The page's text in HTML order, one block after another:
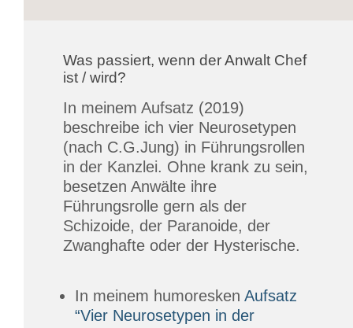
Was passiert, wenn der Anwalt Chef
ist / wird?
In meinem Aufsatz (2019)
beschreibe ich vier Neurosetypen
(nach C.G.Jung) in Führungsrollen
in der Kanzlei. Ohne krank zu sein,
besetzen Anwälte ihre
Führungsrolle gern als der
Schizoide, der Paranoide, der
Zwanghafte oder der Hysterische.
In meinem humoresken Aufsatz
“Vier Neurosetypen in der